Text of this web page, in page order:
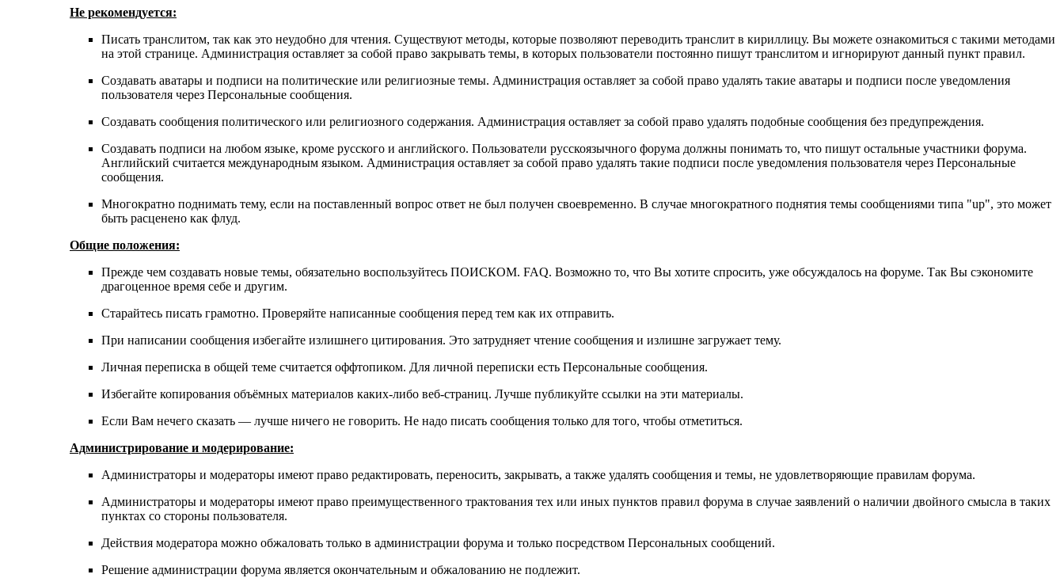
Не рекомендуется:
Писать транслитом, так как это неудобно для чтения. Существуют методы, которые позволяют переводить транслит в кириллицу. Вы можете ознакомиться с такими методами
на этой странице. Администрация оставляет за собой право закрывать темы, в которых пользователи постоянно пишут транслитом и игнорируют данный пункт правил.
Создавать аватары и подписи на политические или религиозные темы. Администрация оставляет за собой право удалять такие аватары и подписи после уведомления
пользователя через Персональные сообщения.
Создавать сообщения политического или религиозного содержания. Администрация оставляет за собой право удалять подобные сообщения без предупреждения.
Создавать подписи на любом языке, кроме русского и английского. Пользователи русскоязычного форума должны понимать то, что пишут остальные участники форума.
Английский считается международным языком. Администрация оставляет за собой право удалять такие подписи после уведомления пользователя через Персональные
сообщения.
Многократно поднимать тему, если на поставленный вопрос ответ не был получен своевременно. В случае многократного поднятия темы сообщениями типа "up", это может
быть расценено как флуд.
Общие положения:
Прежде чем создавать новые темы, обязательно воспользуйтесь ПОИСКОМ. FAQ. Возможно то, что Вы хотите спросить, уже обсуждалось на форуме. Так Вы сэкономите
драгоценное время себе и другим.
Старайтесь писать грамотно. Проверяйте написанные сообщения перед тем как их отправить.
При написании сообщения избегайте излишнего цитирования. Это затрудняет чтение сообщения и излишне загружает тему.
Личная переписка в общей теме считается оффтопиком. Для личной переписки есть Персональные сообщения.
Избегайте копирования объёмных материалов каких-либо веб-страниц. Лучше публикуйте ссылки на эти материалы.
Если Вам нечего сказать — лучше ничего не говорить. Не надо писать сообщения только для того, чтобы отметиться.
Администрирование и модерирование:
Администраторы и модераторы имеют право редактировать, переносить, закрывать, а также удалять сообщения и темы, не удовлетворяющие правилам форума.
Администраторы и модераторы имеют право преимущественного трактования тех или иных пунктов правил форума в случае заявлений о наличии двойного смысла в таких
пунктах со стороны пользователя.
Действия модератора можно обжаловать только в администрации форума и только посредством Персональных сообщений.
Решение администрации форума является окончательным и обжалованию не подлежит.